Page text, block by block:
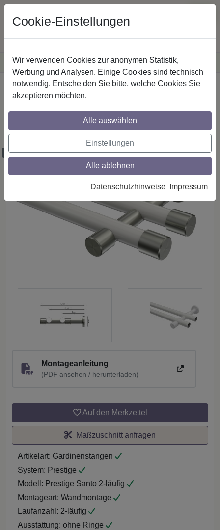
VersandkostenfreieLieferung innerhalb Deutschlands
Sichere Zahlung
Startseite Gardinenstangen Metall
2-läufig, Modell PRESTIGE - Santo Weiß
/ Edelstahl-Optik (ohne Ringe)
Maßzuschnitt möglich
Montageanleitung
(PDF ansehen / herunterladen)
Auf den Merkzettel
Maßzuschnitt anfragen
Artikelart: Gardinenstangen
System: Prestige
Modell: Prestige Santo 2-läufig
Montageart: Wandmontage
Laufanzahl: 2-läufig
Ausstattung: ohne Ringe
Cookie-Einstellungen
Wir verwenden Cookies zur anonymen Statistik,
Werbung und Analysen. Einige Cookies sind technisch
notwendig. Entscheiden Sie bitte, welche Cookies Sie
akzeptieren möchten.
Alle auswählen
Einstellungen
Alle ablehnen
Datenschutzhinweise Impressum